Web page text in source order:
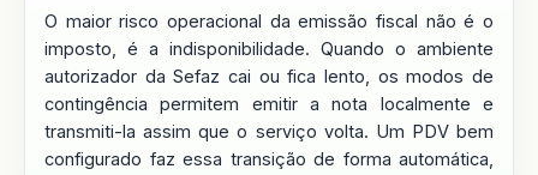
O maior risco operacional da emissão fiscal não é o
imposto, é a indisponibilidade. Quando o ambiente
autorizador da Sefaz cai ou fica lento, os modos de
contingência permitem emitir a nota localmente e
transmiti-la assim que o serviço volta. Um PDV bem
configurado faz essa transição de forma automática,